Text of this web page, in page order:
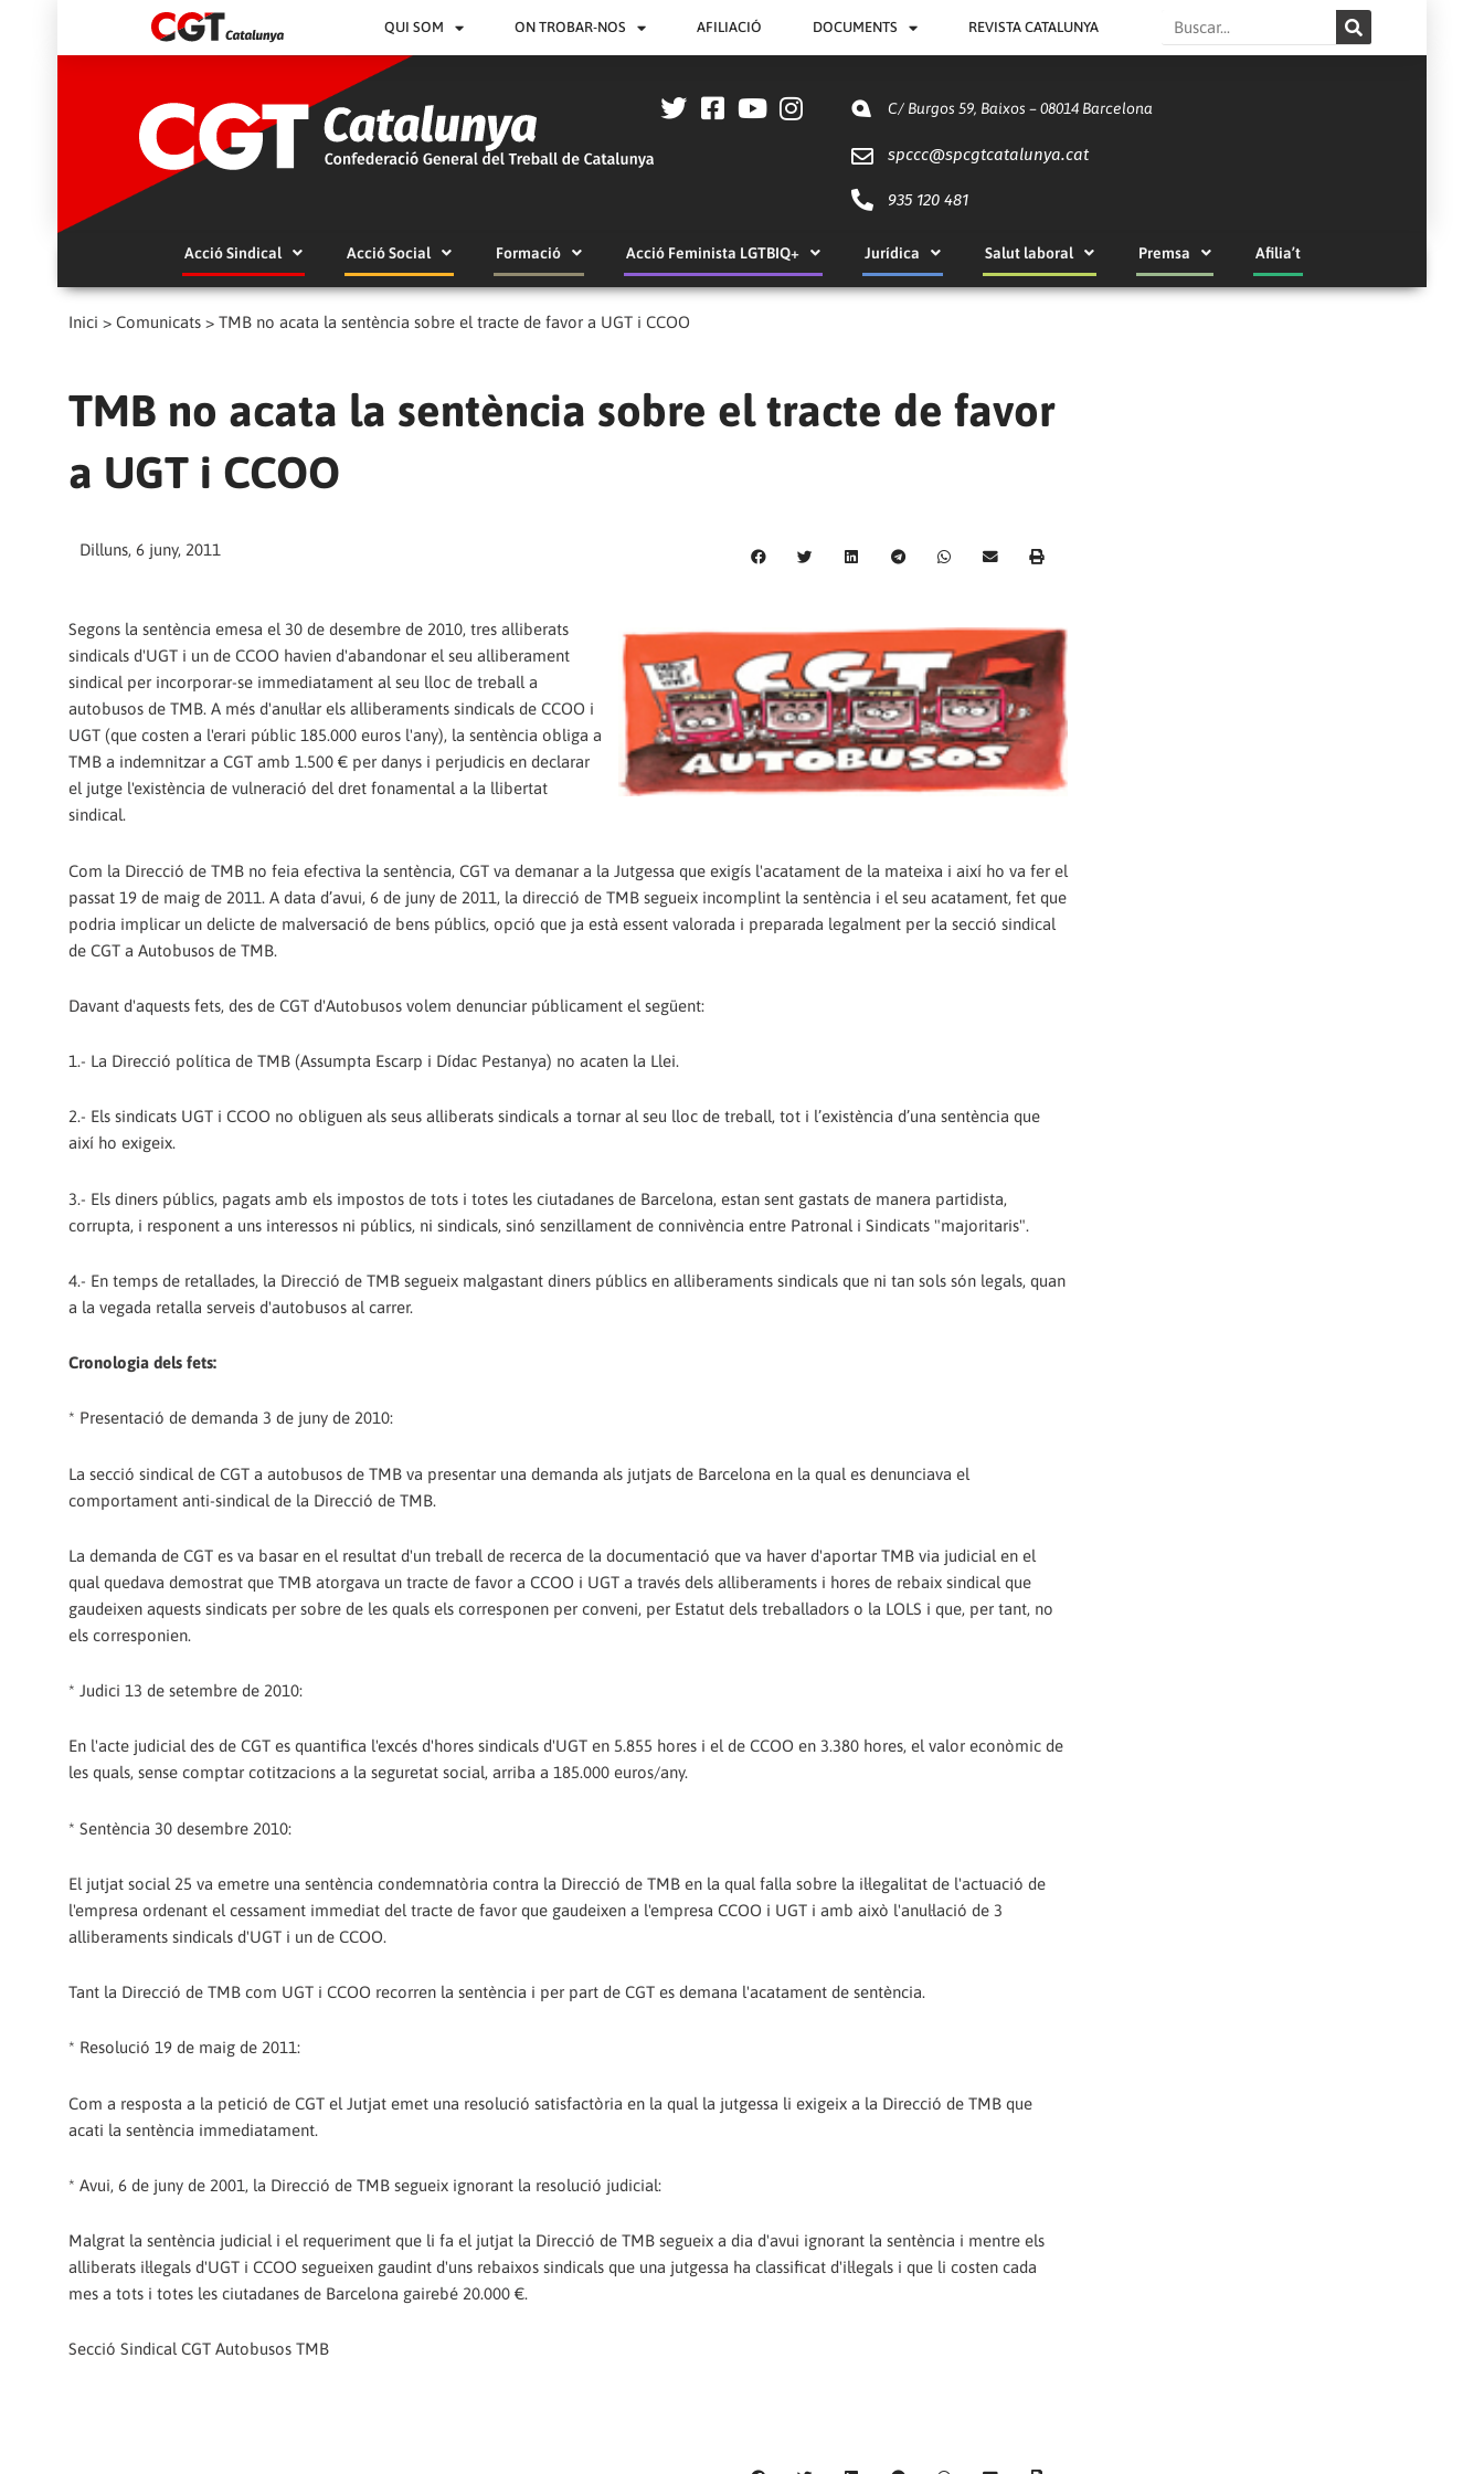
QUI SOM ON TROBAR-NOS AFILIACIÓ DOCUMENTS REVISTA CATALUNYA Search
C/ Burgos 59, Baixos – 08014 Barcelona
spccc@spcgtcatalunya.cat
935 120 481
Acció Sindical Acció Social Formació Acció Feminista LGTBIQ+ Jurídica Salut laboral Premsa Afilia’t
Inici > Comunicats > TMB no acata la sentència sobre el tracte de favor a UGT i CCOO
TMB no acata la sentència sobre el tracte de favor
a UGT i CCOO
Dilluns, 6 juny, 2011
Segons la sentència emesa el 30 de desembre de 2010, tres alliberats
sindicals d'UGT i un de CCOO havien d'abandonar el seu alliberament
sindical per incorporar-se immediatament al seu lloc de treball a
autobusos de TMB. A més d'anul·lar els alliberaments sindicals de CCOO i
UGT (que costen a l'erari públic 185.000 euros l'any), la sentència obliga a
TMB a indemnitzar a CGT amb 1.500 € per danys i perjudicis en declarar
el jutge l'existència de vulneració del dret fonamental a la llibertat
sindical.
Com la Direcció de TMB no feia efectiva la sentència, CGT va demanar a la Jutgessa que exigís l'acatament de la mateixa i així ho va fer el
passat 19 de maig de 2011. A data d’avui, 6 de juny de 2011, la direcció de TMB segueix incomplint la sentència i el seu acatament, fet que
podria implicar un delicte de malversació de bens públics, opció que ja està essent valorada i preparada legalment per la secció sindical
de CGT a Autobusos de TMB.
Davant d'aquests fets, des de CGT d'Autobusos volem denunciar públicament el següent:
1.- La Direcció política de TMB (Assumpta Escarp i Dídac Pestanya) no acaten la Llei.
2.- Els sindicats UGT i CCOO no obliguen als seus alliberats sindicals a tornar al seu lloc de treball, tot i l’existència d’una sentència que
així ho exigeix.
3.- Els diners públics, pagats amb els impostos de tots i totes les ciutadanes de Barcelona, estan sent gastats de manera partidista,
corrupta, i responent a uns interessos ni públics, ni sindicals, sinó senzillament de connivència entre Patronal i Sindicats "majoritaris".
4.- En temps de retallades, la Direcció de TMB segueix malgastant diners públics en alliberaments sindicals que ni tan sols són legals, quan
a la vegada retalla serveis d'autobusos al carrer.
Cronologia dels fets:
* Presentació de demanda 3 de juny de 2010:
La secció sindical de CGT a autobusos de TMB va presentar una demanda als jutjats de Barcelona en la qual es denunciava el
comportament anti-sindical de la Direcció de TMB.
La demanda de CGT es va basar en el resultat d'un treball de recerca de la documentació que va haver d'aportar TMB via judicial en el
qual quedava demostrat que TMB atorgava un tracte de favor a CCOO i UGT a través dels alliberaments i hores de rebaix sindical que
gaudeixen aquests sindicats per sobre de les quals els corresponen per conveni, per Estatut dels treballadors o la LOLS i que, per tant, no
els corresponien.
* Judici 13 de setembre de 2010:
En l'acte judicial des de CGT es quantifica l'excés d'hores sindicals d'UGT en 5.855 hores i el de CCOO en 3.380 hores, el valor econòmic de
les quals, sense comptar cotitzacions a la seguretat social, arriba a 185.000 euros/any.
* Sentència 30 desembre 2010:
El jutjat social 25 va emetre una sentència condemnatòria contra la Direcció de TMB en la qual falla sobre la il·legalitat de l'actuació de
l'empresa ordenant el cessament immediat del tracte de favor que gaudeixen a l'empresa CCOO i UGT i amb això l'anul·lació de 3
alliberaments sindicals d'UGT i un de CCOO.
Tant la Direcció de TMB com UGT i CCOO recorren la sentència i per part de CGT es demana l'acatament de sentència.
* Resolució 19 de maig de 2011:
Com a resposta a la petició de CGT el Jutjat emet una resolució satisfactòria en la qual la jutgessa li exigeix a la Direcció de TMB que
acati la sentència immediatament.
* Avui, 6 de juny de 2001, la Direcció de TMB segueix ignorant la resolució judicial:
Malgrat la sentència judicial i el requeriment que li fa el jutjat la Direcció de TMB segueix a dia d'avui ignorant la sentència i mentre els
alliberats il·legals d'UGT i CCOO segueixen gaudint d'uns rebaixos sindicals que una jutgessa ha classificat d'il·legals i que li costen cada
mes a tots i totes les ciutadanes de Barcelona gairebé 20.000 €.
Secció Sindical CGT Autobusos TMB